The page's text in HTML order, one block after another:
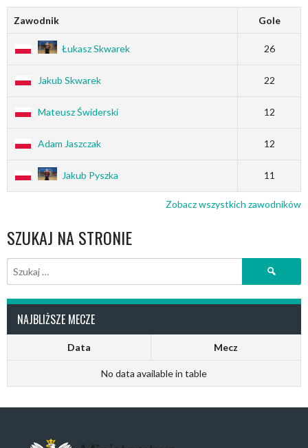
Zawodnik Gole
Łukasz Skwarek 26
Jakub Skwarek 22
Mateusz Świderski 12
Adam Jaszczak 12
Jakub Pyszka 11
Zobacz wszystkich zawodników
SZUKAJ NA STRONIE
Szukaj:
NAJBLIŻSZE MECZE
Data Mecz
No data available in table